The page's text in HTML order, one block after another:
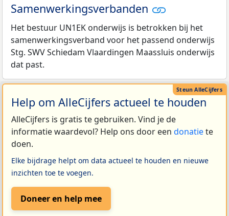
Samenwerkingsverbanden
Het bestuur UN1EK onderwijs is betrokken bij het
samenwerkingsverband voor het passend onderwijs
Stg. SWV Schiedam Vlaardingen Maassluis onderwijs
dat past.
Help om AlleCijfers actueel te houden
AlleCijfers is gratis te gebruiken. Vind je de
informatie waardevol? Help ons door een donatiete
doen.
Elke bijdrage helpt om data actueel te houden en nieuwe
inzichten toe te voegen.
Doneer en help mee